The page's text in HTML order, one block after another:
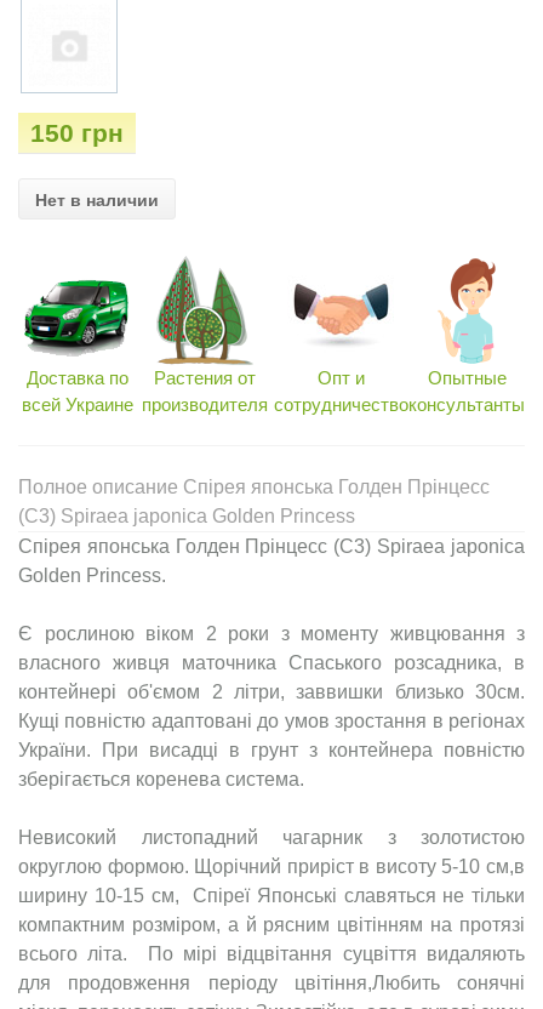
150 грн
Нет в наличии
Доставка по
всей Украине
Растения от
производителя
Опт и
сотрудничество
Опытные
консультанты
Полное описание Спірея японська Голден Прінцесс
(С3) Spiraea japonica Golden Princess
Спірея японська Голден Прінцесс (С3) Spiraea japonica
Golden Princess.
Є рослиною віком 2 роки з моменту живцювання з
власного живця маточника Спаського розсадника, в
контейнері об'ємом 2 літри, заввишки близько 30см.
Кущі повністю адаптовані до умов зростання в регіонах
України. При висадці в грунт з контейнера повністю
зберігається коренева система.
Невисокий листопадний чагарник з золотистою
округлою формою. Щорічний приріст в висоту 5-10 см,в
ширину 10-15 см, Спіреї Японські славяться не тільки
компактним розміром, а й рясним цвітінням на протязі
всього літа. По мірі відцвітання суцвіття видаляють
для продовження періоду цвітіння,Любить сонячні